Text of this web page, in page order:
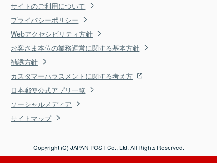
サイトのご利用について
プライバシーポリシー
Webアクセシビリティ方針
お客さま本位の業務運営に関する基本方針
勧誘方針
カスタマーハラスメントに関する考え方
日本郵便公式アプリ一覧
ソーシャルメディア
サイトマップ
Copyright (C) JAPAN POST Co., Ltd. All Rights Reserved.